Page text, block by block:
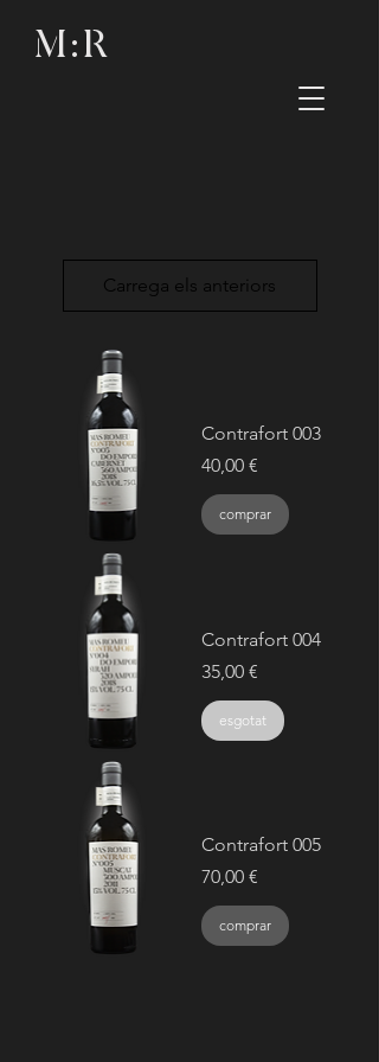
M : R
Carrega els anteriors
Contrafort 003
Preu
40,00 €
comprar
Contrafort 004
Preu
35,00 €
esgotat
Contrafort 005
Preu
70,00 €
comprar